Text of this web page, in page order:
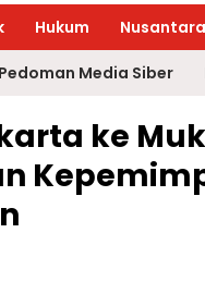
Hukum Nusantara
Pedoman Media Siber
ke